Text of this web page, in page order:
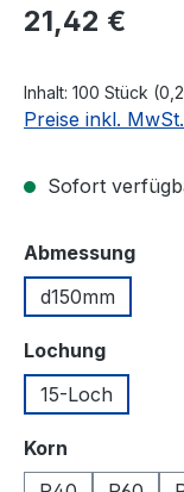
Regulärer Preis:
21,42 €
Inhalt: 100 Stück
Preise inkl.
Sofort
Abmessung
d150mm
Lochung
15-Loch
Korn